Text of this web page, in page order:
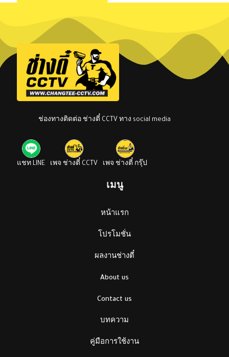
ช่องทางติดต่อ ช่างตี๋ CCTV ทาง social media
แชท LINE เพจ ช่างตี๋ CCTV เพจ ช่างตี๋ กรุ๊ป
เมนู
หน้าแรก
โปรโมชั่น
ผลงานช่างตี๋
About us
Contact us
บทความ
คู่มือการใช้งาน